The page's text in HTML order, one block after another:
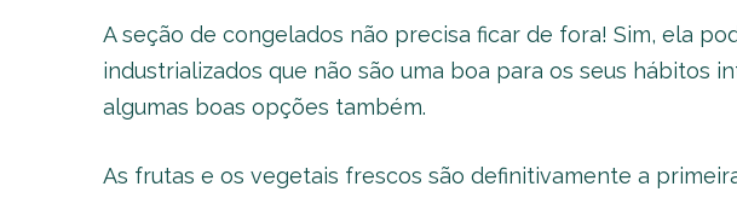
A seção de congelados não precisa ficar de fora! Sim, ela
industrializados que não são uma boa para os seus hábitos
algumas boas opções também.
As frutas e os vegetais frescos são definitivamente a